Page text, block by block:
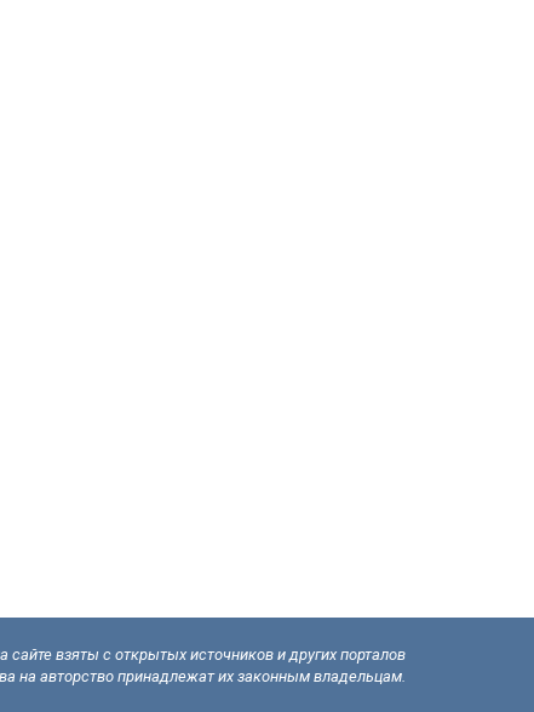
взяты с открытых источников и других порталов
на авторство принадлежат их законным владельцам.